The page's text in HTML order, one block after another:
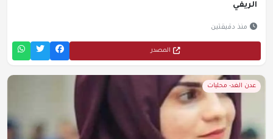
الريفي
منذ دقيقتين
المصدر
عدن الغد- محليات